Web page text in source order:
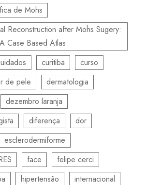
de Mohs
Reconstruction after Mohs Sugery:
A Case Based Atlas
curitiba
curso
de pele
dermatologia
dezembro laranja
diferença
dor
esclerodermiforme
face
felipe cerci
hipertensão
internacional